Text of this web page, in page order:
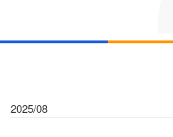
2025/08